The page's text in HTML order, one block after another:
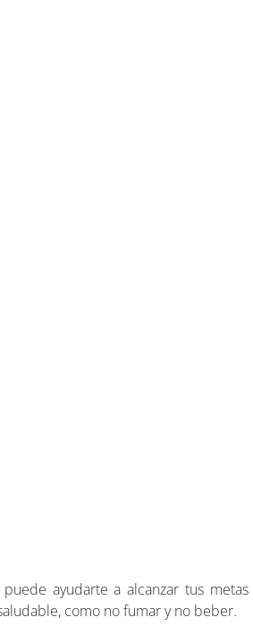
ayudarte a alcanzar tus
como no fumar y no beber.